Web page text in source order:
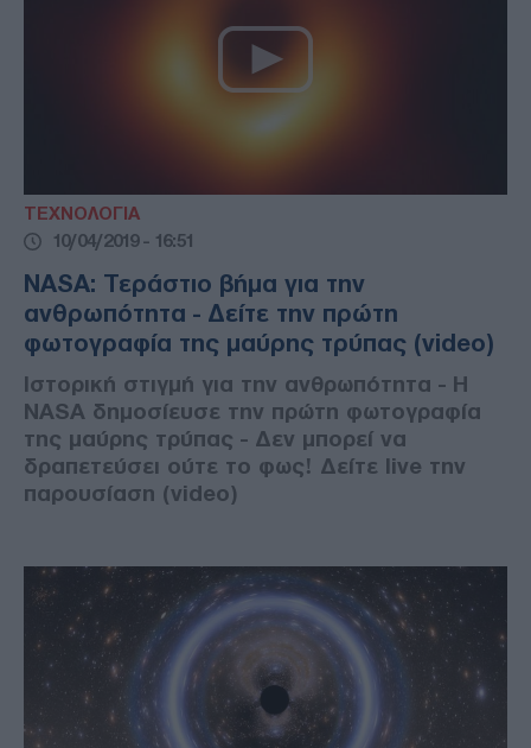
ΤΕΧΝΟΛΟΓΙΑ
10/04/2019 - 16:51
NASA: Τεράστιο βήμα για την
ανθρωπότητα - Δείτε την πρώτη
φωτογραφία της μαύρης τρύπας (video)
Ιστορική στιγμή για την ανθρωπότητα - Η
NASA δημοσίευσε την πρώτη φωτογραφία
της μαύρης τρύπας - Δεν μπορεί να
δραπετεύσει ούτε το φως! Δείτε live την
παρουσίαση (video)